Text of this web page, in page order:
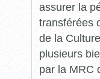
assurer la
transférées
de la
plusieurs
par la MRC